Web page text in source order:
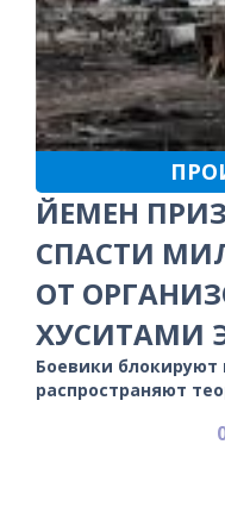
ЙЕМЕН
СПАСТИ
ОТ
ХУСИТАМИ
Боевики
распространяют